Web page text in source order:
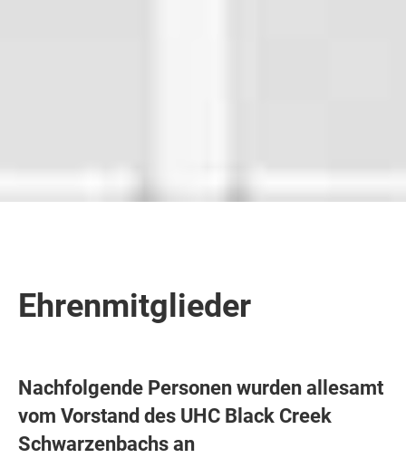
Ehrenmitglieder
Nachfolgende Personen wurden allesamt
vom Vorstand des UHC Black Creek
Schwarzenbachs an